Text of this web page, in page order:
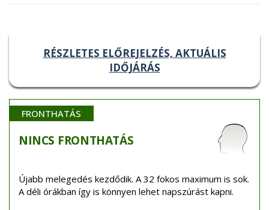
RÉSZLETES ELŐREJELZÉS, AKTUÁLIS
IDŐJÁRÁS
FRONTHATÁS
NINCS FRONTHATÁS
Újabb melegedés kezdődik. A 32 fokos maximum is sok.
A déli órákban így is könnyen lehet napszúrást kapni.